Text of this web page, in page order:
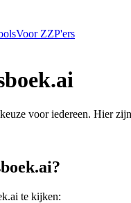
Voor ZZP'ers
voor iedereen. Hier zijn
?
te kijken: